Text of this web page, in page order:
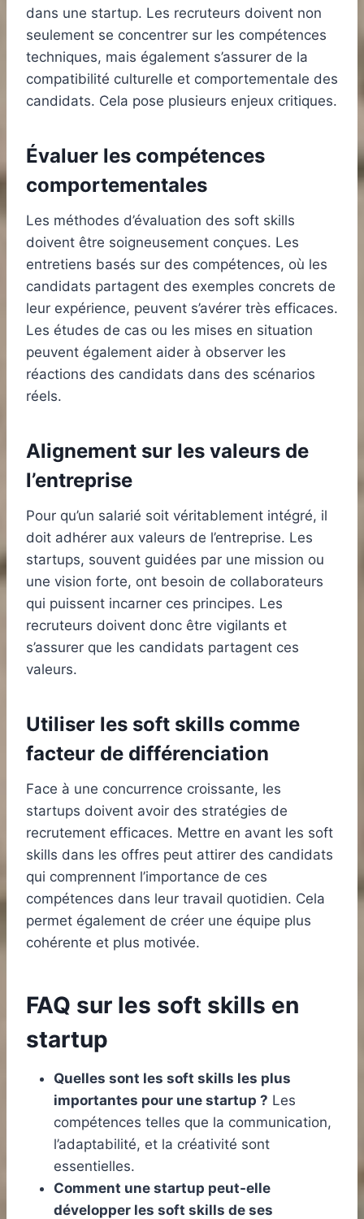
dans une startup. Les recruteurs doivent non
seulement se concentrer sur les compétences
techniques, mais également s’assurer de la
compatibilité culturelle et comportementale des
candidats. Cela pose plusieurs enjeux critiques.
Évaluer les compétences
comportementales
Les méthodes d’évaluation des soft skills
doivent être soigneusement conçues. Les
entretiens basés sur des compétences, où les
candidats partagent des exemples concrets de
leur expérience, peuvent s’avérer très efficaces.
Les études de cas ou les mises en situation
peuvent également aider à observer les
réactions des candidats dans des scénarios
réels.
Alignement sur les valeurs de
l’entreprise
Pour qu’un salarié soit véritablement intégré, il
doit adhérer aux valeurs de l’entreprise. Les
startups, souvent guidées par une mission ou
une vision forte, ont besoin de collaborateurs
qui puissent incarner ces principes. Les
recruteurs doivent donc être vigilants et
s’assurer que les candidats partagent ces
valeurs.
Utiliser les soft skills comme
facteur de différenciation
Face à une concurrence croissante, les
startups doivent avoir des stratégies de
recrutement efficaces. Mettre en avant les soft
skills dans les offres peut attirer des candidats
qui comprennent l’importance de ces
compétences dans leur travail quotidien. Cela
permet également de créer une équipe plus
cohérente et plus motivée.
FAQ sur les soft skills en
startup
Quelles sont les soft skills les plus
importantes pour une startup ? Les
compétences telles que la communication,
l’adaptabilité, et la créativité sont
essentielles.
Comment une startup peut-elle
développer les soft skills de ses